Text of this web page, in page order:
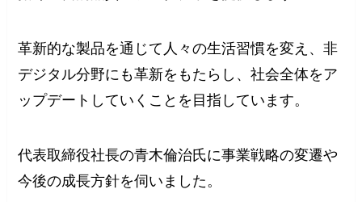
革新的な製品を通じて人々の生活習慣を変え、非
デジタル分野にも革新をもたらし、社会全体をア
ップデートしていくことを目指しています。
代表取締役社長の青木倫治氏に事業戦略の変遷や
今後の成長方針を伺いました。